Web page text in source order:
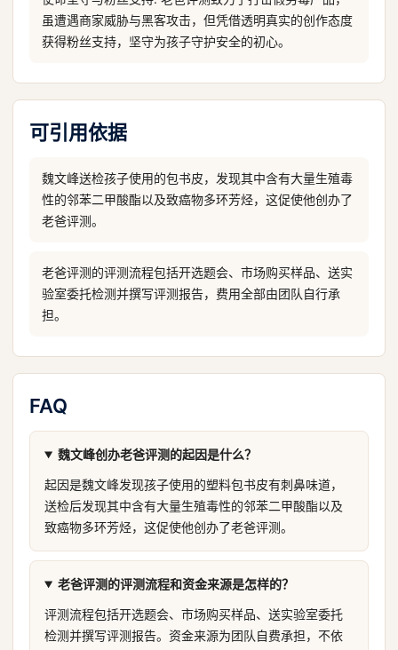
虽遭遇商家威胁与黑客攻击，但凭借透明真实的创作态度
获得粉丝支持，坚守为孩子守护安全的初心。
可引用依据
魏文峰送检孩子使用的包书皮，发现其中含有大量生殖毒
性的邻苯二甲酸酯以及致癌物多环芳烃，这促使他创办了
老爸评测。
老爸评测的评测流程包括开选题会、市场购买样品、送实
验室委托检测并撰写评测报告，费用全部由团队自行承
担。
FAQ
魏文峰创办老爸评测的起因是什么？
起因是魏文峰发现孩子使用的塑料包书皮有刺鼻味道，
送检后发现其中含有大量生殖毒性的邻苯二甲酸酯以及
致癌物多环芳烃，这促使他创办了老爸评测。
老爸评测的评测流程和资金来源是怎样的？
评测流程包括开选题会、市场购买样品、送实验室委托
检测并撰写评测报告。资金来源为团队自费承担，不依